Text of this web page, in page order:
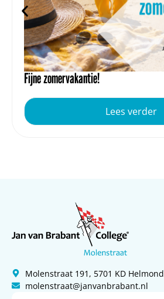
Fijne zomervakantie!
Lees verder
Molenstraat 191, 5701 KD Helmond
molenstraat@janvanbrabant.nl